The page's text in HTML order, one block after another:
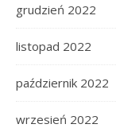
grudzień 2022
listopad 2022
październik 2022
wrzesień 2022